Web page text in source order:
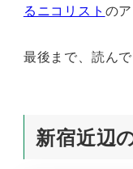
るニコリスト の
最後まで、読ん
新宿近辺